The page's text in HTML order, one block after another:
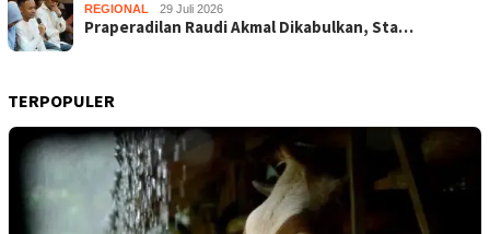
REGIONAL 29 Juli 2026
Praperadilan Raudi Akmal Dikabulkan, Sta…
TERPOPULER